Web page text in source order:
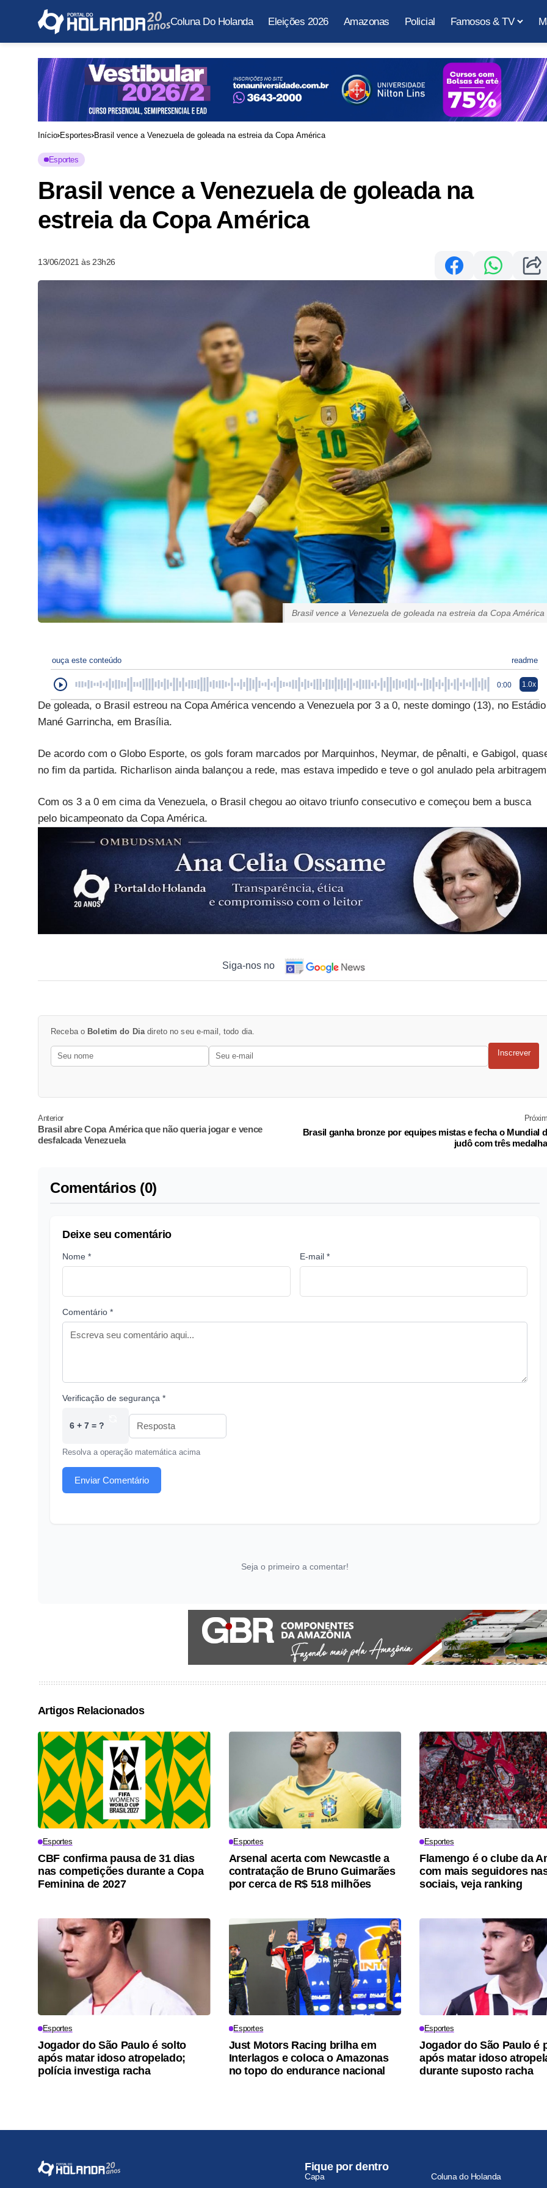
Coluna Do Holanda Eleições 2026 Amazonas Policial Famosos & TV
Início Esportes Brasil vence a Venezuela de goleada na estreia da Copa América
Esportes
Brasil vence a Venezuela de goleada na
estreia da Copa América
13/06/2021 às 23h26
Brasil vence a Venezuela de goleada na estreia da Copa América
ouça este conteúdo readme
0:00 1.0x
De goleada, o Brasil estreou na Copa América vencendo a Venezuela por 3 a 0, neste domingo (13), no Estádio
Mané Garrincha, em Brasília.
De acordo com o Globo Esporte, os gols foram marcados por Marquinhos, Neymar, de pênalti, e Gabigol,
no fim da partida. Richarlison ainda balançou a rede, mas estava impedido e teve o gol anulado pela
Com os 3 a 0 em cima da Venezuela, o Brasil chegou ao oitavo triunfo consecutivo e começou bem a busca
pelo bicampeonato da Copa América.
Siga-nos no
Receba o Boletim do Dia direto no seu e-mail, todo dia.
Inscrever
Anterior
Brasil abre Copa América que não queria jogar e vence
desfalcada Venezuela
Brasil ganha bronze por equipes mistas e fecha o Mundial
judô com três
Comentários (0)
Deixe seu comentário
Nome * E-mail *
Comentário *
Verificação de segurança *
6 + 7 = ?
Resolva a operação matemática acima
Enviar Comentário
Seja o primeiro a comentar!
Artigos Relacionados
Esportes
CBF confirma pausa de 31 dias
nas competições durante a Copa
Feminina de 2027
Esportes
Arsenal acerta com Newcastle a
contratação de Bruno Guimarães
por cerca de R$ 518 milhões
Esportes
Flamengo é o clube da
com mais seguidores
sociais, veja ranking
Esportes
Jogador do São Paulo é solto
após matar idoso atropelado;
polícia investiga racha
Esportes
Just Motors Racing brilha em
Interlagos e coloca o Amazonas
no topo do endurance nacional
Esportes
Jogador do São Paulo é
após matar idoso
durante suposto racha
Fique por dentro
Capa Coluna do Holanda